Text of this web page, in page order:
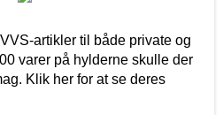
artikler til både private og
varer på hylderne skulle der
Klik her for at se deres